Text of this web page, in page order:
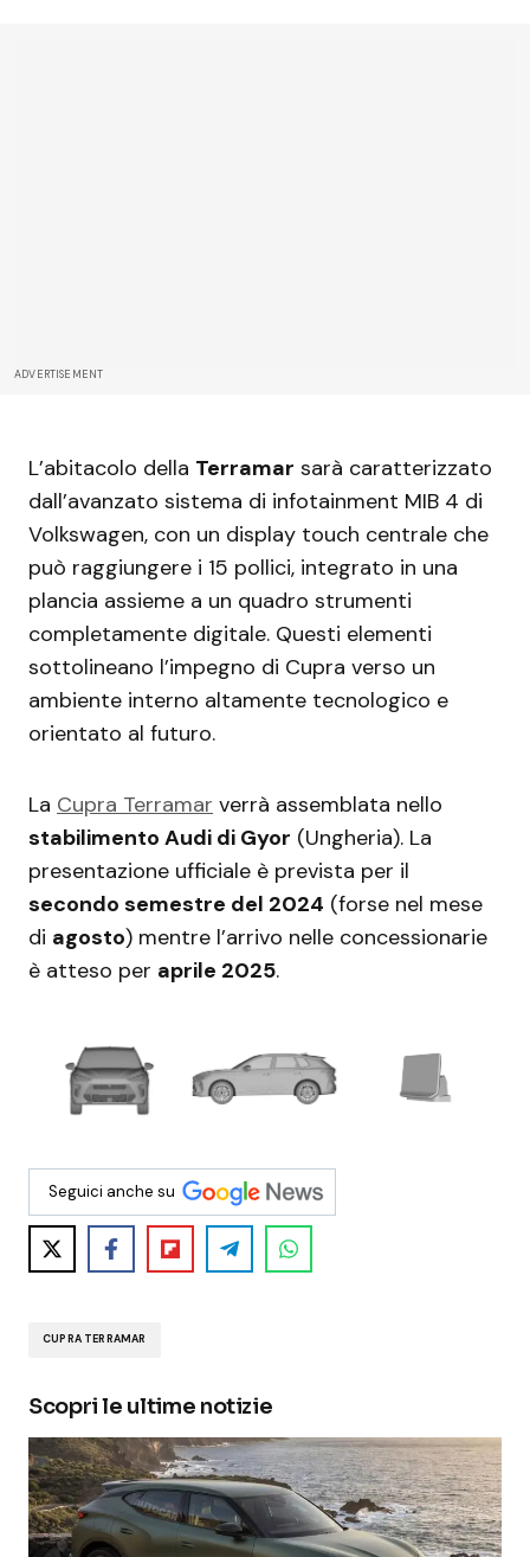
ADVERTISEMENT
L’abitacolo della Terramar sarà caratterizzato
dall’avanzato sistema di infotainment MIB 4 di
Volkswagen, con un display touch centrale che
può raggiungere i 15 pollici, integrato in una
plancia assieme a un quadro strumenti
completamente digitale. Questi elementi
sottolineano l’impegno di Cupra verso un
ambiente interno altamente tecnologico e
orientato al futuro.
La Cupra Terramar verrà assemblata nello
stabilimento Audi di Gyor (Ungheria). La
presentazione ufficiale è prevista per il
secondo semestre del 2024 (forse nel mese
di agosto) mentre l’arrivo nelle concessionarie
è atteso per aprile 2025.
Seguici anche su
CUPRA TERRAMAR
Scopri le ultime notizie